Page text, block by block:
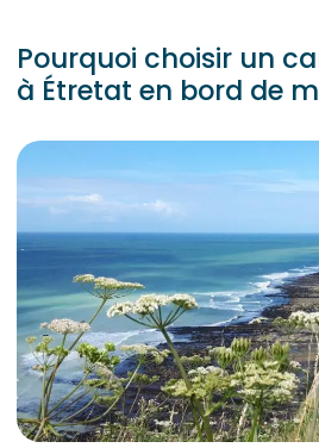
Pourquoi choisir un
à Étretat en bord de